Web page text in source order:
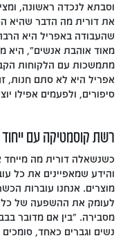
את דורית מה הדבר שהיא
שהעבודה באפריל היא
מאוד אוהבת אנשים״, היא
מתמשכות עם הלקוחות
אפריל היא לא סתם חנות,
סיפורים, ולפעמים אפילו
רשת קוסמטיקה עם ייחוד
כשנשאלה דורית מה
והידע שמאפיינים את כל
מוצרים. אנחנו עוברות
לעומק את ההשפעה של כל
מסבירה. "בין אם מדובר
נשים וגברים כאחד, סומכים